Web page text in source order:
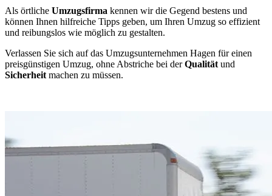
Als örtliche Umzugsfirma kennen wir die Gegend bestens und
können Ihnen hilfreiche Tipps geben, um Ihren Umzug so effizient
und reibungslos wie möglich zu gestalten.
Verlassen Sie sich auf das Umzugsunternehmen Hagen für einen
preisgünstigen Umzug, ohne Abstriche bei derQualität und
Sicherheit machen zu müssen.